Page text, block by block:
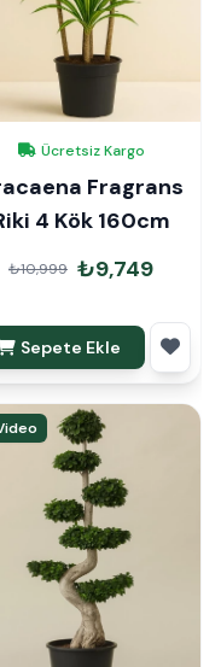
Ücretsiz Kargo
Fragrans
4 Kök 160cm
₺10,999 ₺9,749
Sepete Ekle